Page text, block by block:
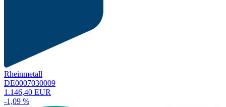
Rheinmetall
DE0007030009
1.146,40 EUR
-1,09 %